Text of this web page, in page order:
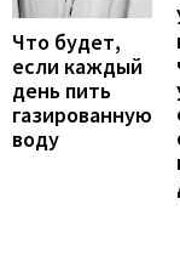
Что будет,
если каждый
день пить
газированную
воду